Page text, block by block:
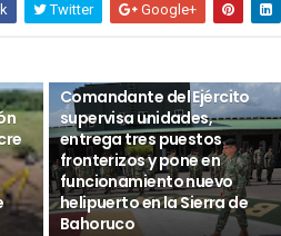
Twitter Google+
Comandante del Ejército
supervisa unidades,
entrega tres puestos
fronterizos y pone en
funcionamiento nuevo
helipuerto en la Sierra de
Bahoruco